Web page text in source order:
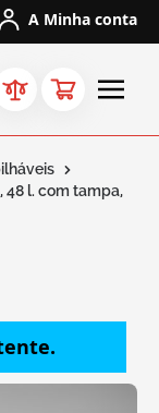
A Minha conta
48 l. com tampa,